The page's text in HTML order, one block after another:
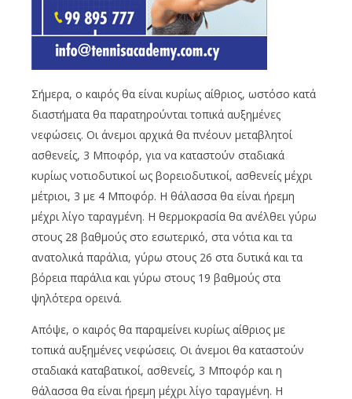
Σήμερα, ο καιρός θα είναι κυρίως αίθριος, ωστόσο κατά
διαστήματα θα παρατηρούνται τοπικά αυξημένες
νεφώσεις. Οι άνεμοι αρχικά θα πνέουν μεταβλητοί
ασθενείς, 3 Μποφόρ, για να καταστούν σταδιακά
κυρίως νοτιοδυτικοί ως βορειοδυτικοί, ασθενείς μέχρι
μέτριοι, 3 με 4 Μποφόρ. Η θάλασσα θα είναι ήρεμη
μέχρι λίγο ταραγμένη. Η θερμοκρασία θα ανέλθει γύρω
στους 28 βαθμούς στο εσωτερικό, στα νότια και τα
ανατολικά παράλια, γύρω στους 26 στα δυτικά και τα
βόρεια παράλια και γύρω στους 19 βαθμούς στα
ψηλότερα ορεινά.
Απόψε, ο καιρός θα παραμείνει κυρίως αίθριος με
τοπικά αυξημένες νεφώσεις. Οι άνεμοι θα καταστούν
σταδιακά καταβατικοί, ασθενείς, 3 Μποφόρ και η
θάλασσα θα είναι ήρεμη μέχρι λίγο ταραγμένη. Η